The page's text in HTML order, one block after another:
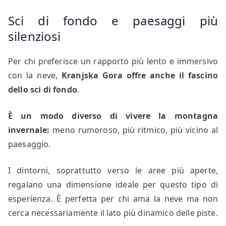
Sci di fondo e paesaggi più
silenziosi
Per chi preferisce un rapporto più lento e immersivo
con la neve, Kranjska Gora offre anche il fascino
dello sci di fondo.
È un modo diverso di vivere la montagna
invernale: meno rumoroso, più ritmico, più vicino al
paesaggio.
I dintorni, soprattutto verso le aree più aperte,
regalano una dimensione ideale per questo tipo di
esperienza. È perfetta per chi ama la neve ma non
cerca necessariamente il lato più dinamico delle piste.